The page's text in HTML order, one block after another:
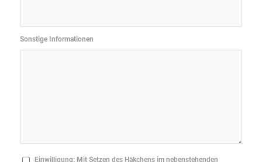
Sonstige Informationen
Einwilligung: Mit Setzen des Häkchens im nebenstehenden